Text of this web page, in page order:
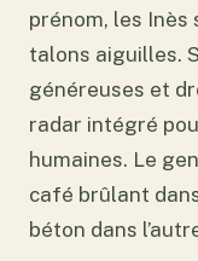
prénom, les Inès
talons aiguilles.
généreuses et
radar intégré
humaines. Le
café brûlant
béton dans